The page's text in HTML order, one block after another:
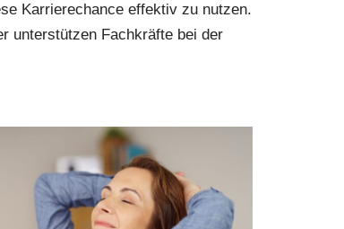
Karrierechance effektiv zu nutzen.
unterstützen Fachkräfte bei der